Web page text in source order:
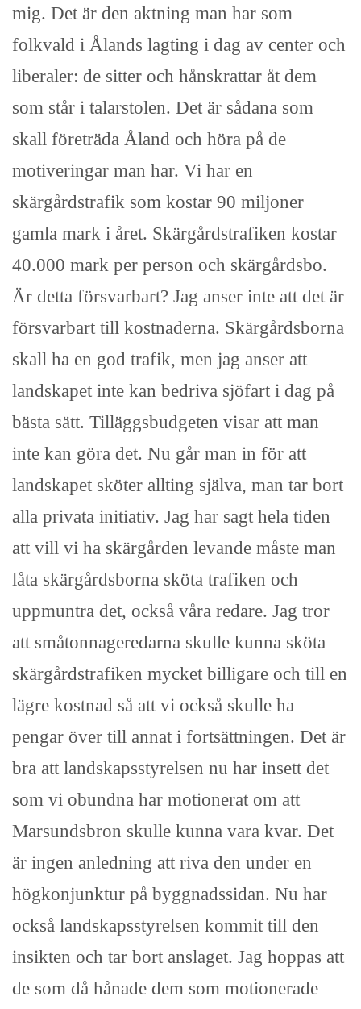
mig. Det är den aktning man har som
folkvald i Ålands lagting i dag av center och
liberaler: de sitter och hånskrattar åt dem
som står i talarstolen. Det är sådana som
skall företräda Åland och höra på de
motiveringar man har. Vi har en
skärgårdstrafik som kostar 90 miljoner
gamla mark i året. Skärgårdstrafiken kostar
40.000 mark per person och skärgårdsbo.
Är detta försvarbart? Jag anser inte att det är
försvarbart till kostnaderna. Skärgårdsborna
skall ha en god trafik, men jag anser att
landskapet inte kan bedriva sjöfart i dag på
bästa sätt. Tilläggsbudgeten visar att man
inte kan göra det. Nu går man in för att
landskapet sköter allting själva, man tar bort
alla privata initiativ. Jag har sagt hela tiden
att vill vi ha skärgården levande måste man
låta skärgårdsborna sköta trafiken och
uppmuntra det, också våra redare. Jag tror
att småtonnageredarna skulle kunna sköta
skärgårdstrafiken mycket billigare och till en
lägre kostnad så att vi också skulle ha
pengar över till annat i fortsättningen. Det är
bra att landskapsstyrelsen nu har insett det
som vi obundna har motionerat om att
Marsundsbron skulle kunna vara kvar. Det
är ingen anledning att riva den under en
högkonjunktur på byggnadssidan. Nu har
också landskapsstyrelsen kommit till den
insikten och tar bort anslaget. Jag hoppas att
de som då hånade dem som motionerade